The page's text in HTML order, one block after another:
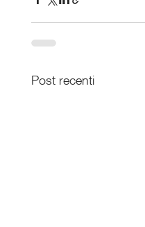
Post recenti